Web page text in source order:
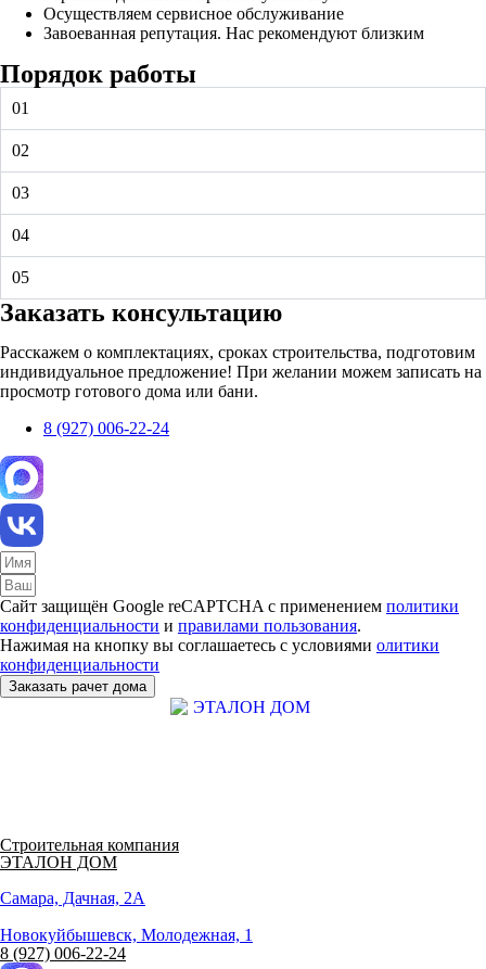
Осуществляем сервисное обслуживание
Завоеванная репутация. Нас рекомендуют близким
Порядок работы
01
02
03
04
05
Заказать консультацию
Расскажем о комплектациях, сроках строительства, подготовим
индивидуальное предложение! При желании можем записать на
просмотр готового дома или бани.
8 (927) 006-22-24
Сайт защищён Google reCAPTCHA с применением политики
конфиденциальности и правилами пользования.
Нажимая на кнопку вы соглашаетесь с условиями олитики
конфиденциальности
Заказать рачет дома
Строительная компания
ЭТАЛОН ДОМ
Самара, Дачная, 2А
Новокуйбышевск, Молодежная, 1
8 (927) 006-22-24